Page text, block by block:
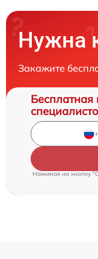
Нужна
Закажите
Бесплатная
Нажимая на кнопку